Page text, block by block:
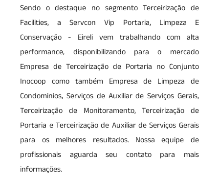
Sendo o destaque no segmento Terceirização de
Facilities, a Servcon Vip Portaria, Limpeza E
Conservação - Eireli vem trabalhando com alta
performance, disponibilizando para o mercado
Empresa de Terceirização de Portaria no Conjunto
Inocoop como também Empresa de Limpeza de
Condominios, Serviços de Auxiliar de Serviços Gerais,
Terceirização de Monitoramento, Terceirização de
Portaria e Terceirização de Auxiliar de Serviços Gerais
para os melhores resultados. Nossa equipe de
profissionais aguarda seu contato para mais
informações.